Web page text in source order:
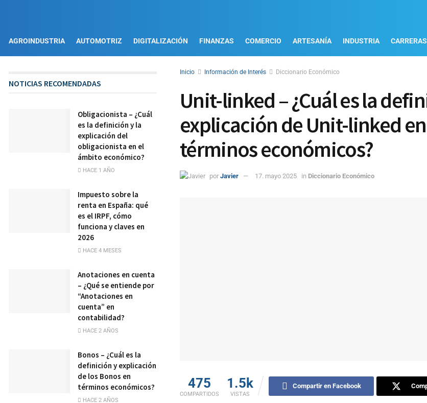
AGROINDUSTRIA AUTOMOTRIZ DIGITALIZACIÓN FINANZAS COMERCIO ARTESANÍA INDUSTRIA CARRERAS
Inicio Información de Interés Diccionario Económico
Unit-linked – ¿Cuál es la
explicación de Unit-linked en
términos económicos?
por Javier 17. mayo 2025 in Diccionario Económico
475
COMPARTIDOS
1.5k
VISTAS
Compartir en Facebook
NOTICIAS RECOMENDADAS
Obligacionista – ¿Cuál
es la definición y la
explicación del
obligacionista en el
ámbito económico?
HACE 1 AÑO
Impuesto sobre la
renta en España: qué
es el IRPF, cómo
funciona y claves en
2026
HACE 4 MESES
Anotaciones en cuenta
– ¿Qué se entiende por
“Anotaciones en
cuenta” en
contabilidad?
HACE 2 AÑOS
Bonos – ¿Cuál es la
definición y explicación
de los Bonos en
términos económicos?
HACE 2 AÑOS